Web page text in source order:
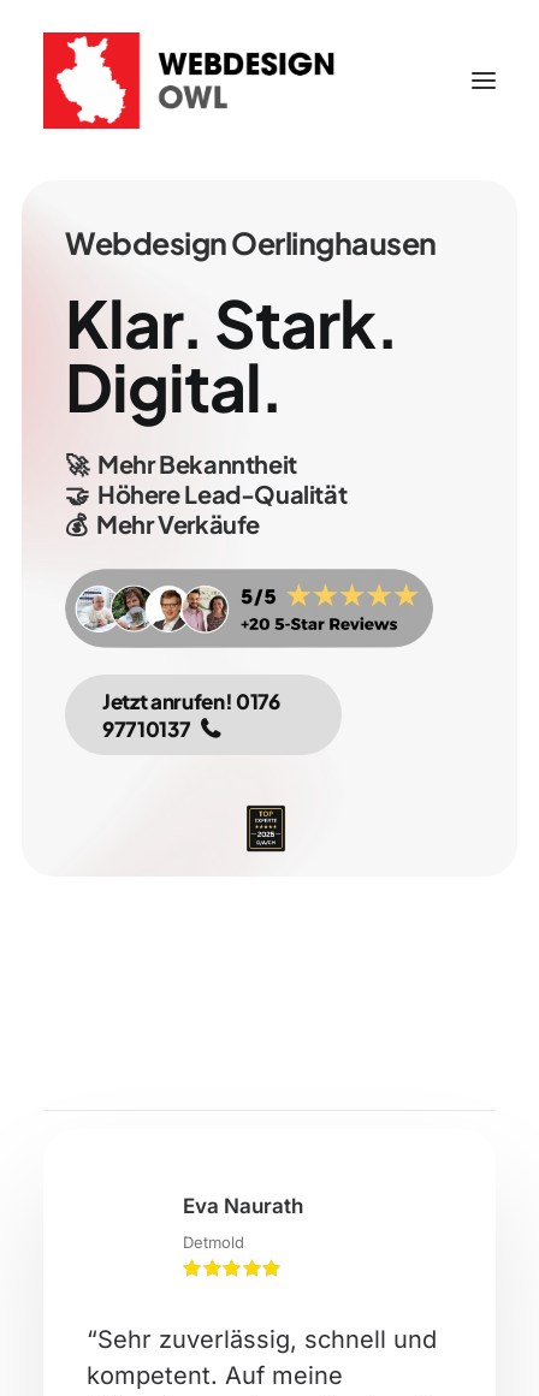
WebdesignOerlinghausen
Klar. Stark.
Digital.
🚀 MehrBekanntheit
🤝 HöhereLead-Qualität
💰 MehrVerkäufe
Jetzt anrufen! 0176
97710137
Eva Naurath
Detmold
“Sehr zuverlässig, schnell und
kompetent. Auf meine